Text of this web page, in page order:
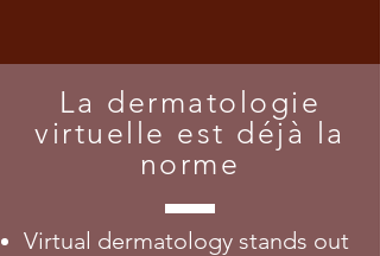
La dermatologie
virtuelle est déjà la
norme
Virtual dermatology stands out